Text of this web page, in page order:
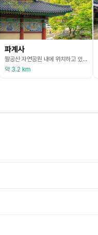
파계사
팔공산 자연공원 내에 위치하고 있는 파계사는 대한불교조계종 제9교구 본사인 동화사의 말사로 일대가 울창한 숲, 맑은 계곡이 선경을 이루고 있다. 사적기에 의하면 애장왕 5년(804) 심지왕사가 창건하였고, 선조 38년(1605) 계관이 중창하였으며, 숙종 21년(1695) 현응이 삼창하였다. 파계사는 조선 영조와의 인연이 깊다. 숙종이 대궐 속으로 승려가 들어오는 꿈을 꾸고, 꿈속에 승려를 남대문 밖에서 찾으니 영원선사였고, 그에게 왕자 생산 기도를 부
약 3.2 km